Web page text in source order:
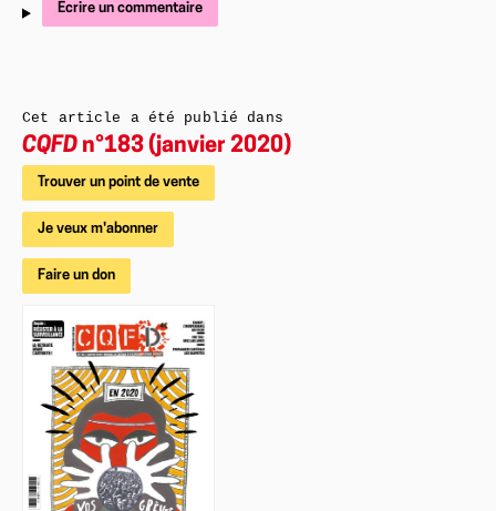
Écrire un commentaire
Cet article a été publié dans
CQFD n°183 (janvier 2020)
Trouver un point de vente
Je veux m'abonner
Faire un don